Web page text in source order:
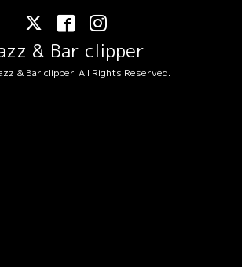
& Bar clipper
& Bar clipper. All Rights Reserved.